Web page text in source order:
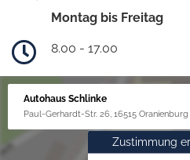
Montag bis Freitag
8.00 - 17.00
Autohaus Schlinke
Paul-Gerhardt-Str. 26, 16515 Oranienburg
Zustimmung